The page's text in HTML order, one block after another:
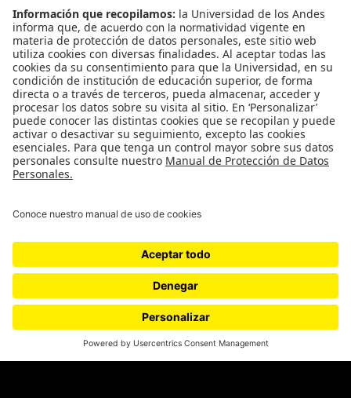
Suscríbase
Género
Cultura
Medio ambiente
Medios y periodismo